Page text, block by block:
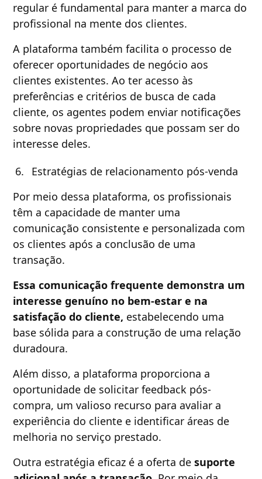
regular é fundamental para manter a marca do
profissional na mente dos clientes.
A plataforma também facilita o processo de
oferecer oportunidades de negócio aos
clientes existentes. Ao ter acesso às
preferências e critérios de busca de cada
cliente, os agentes podem enviar notificações
sobre novas propriedades que possam ser do
interesse deles.
Estratégias de relacionamento pós-venda
Por meio dessa plataforma, os profissionais
têm a capacidade de manter uma
comunicação consistente e personalizada com
os clientes após a conclusão de uma
transação.
Essa comunicação frequente demonstra um
interesse genuíno no bem-estar e na
satisfação do cliente, estabelecendo uma
base sólida para a construção de uma relação
duradoura.
Além disso, a plataforma proporciona a
oportunidade de solicitar feedback pós-
compra, um valioso recurso para avaliar a
experiência do cliente e identificar áreas de
melhoria no serviço prestado.
Outra estratégia eficaz é a oferta de suporte